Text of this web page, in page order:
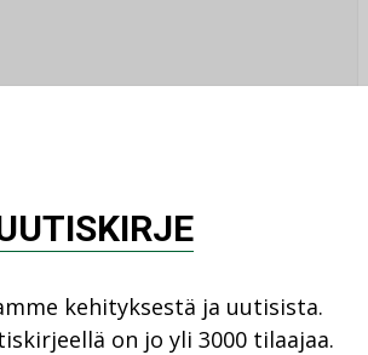
kehityksestä ja uutisista.
on jo yli 3000 tilaajaa.